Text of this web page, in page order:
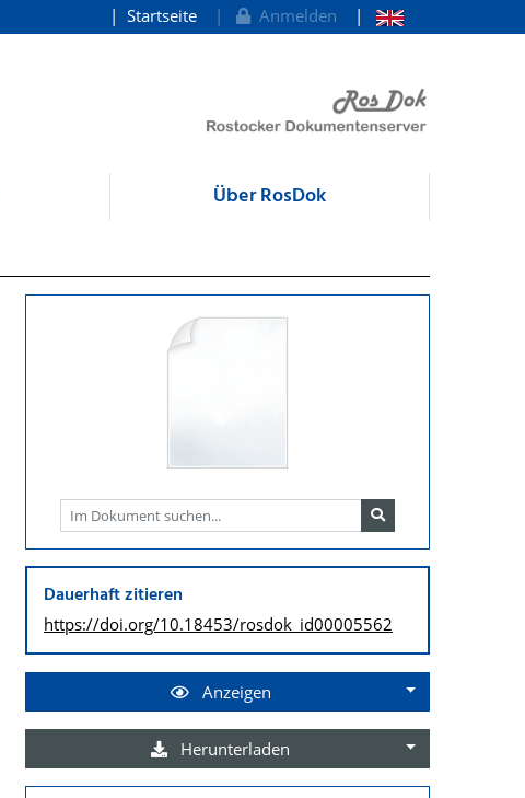
Startseite Anmelden
Über RosDok
Dauerhaft zitieren
https://doi.org/10.18453/rosdok_id00005562
Anzeigen
Herunterladen